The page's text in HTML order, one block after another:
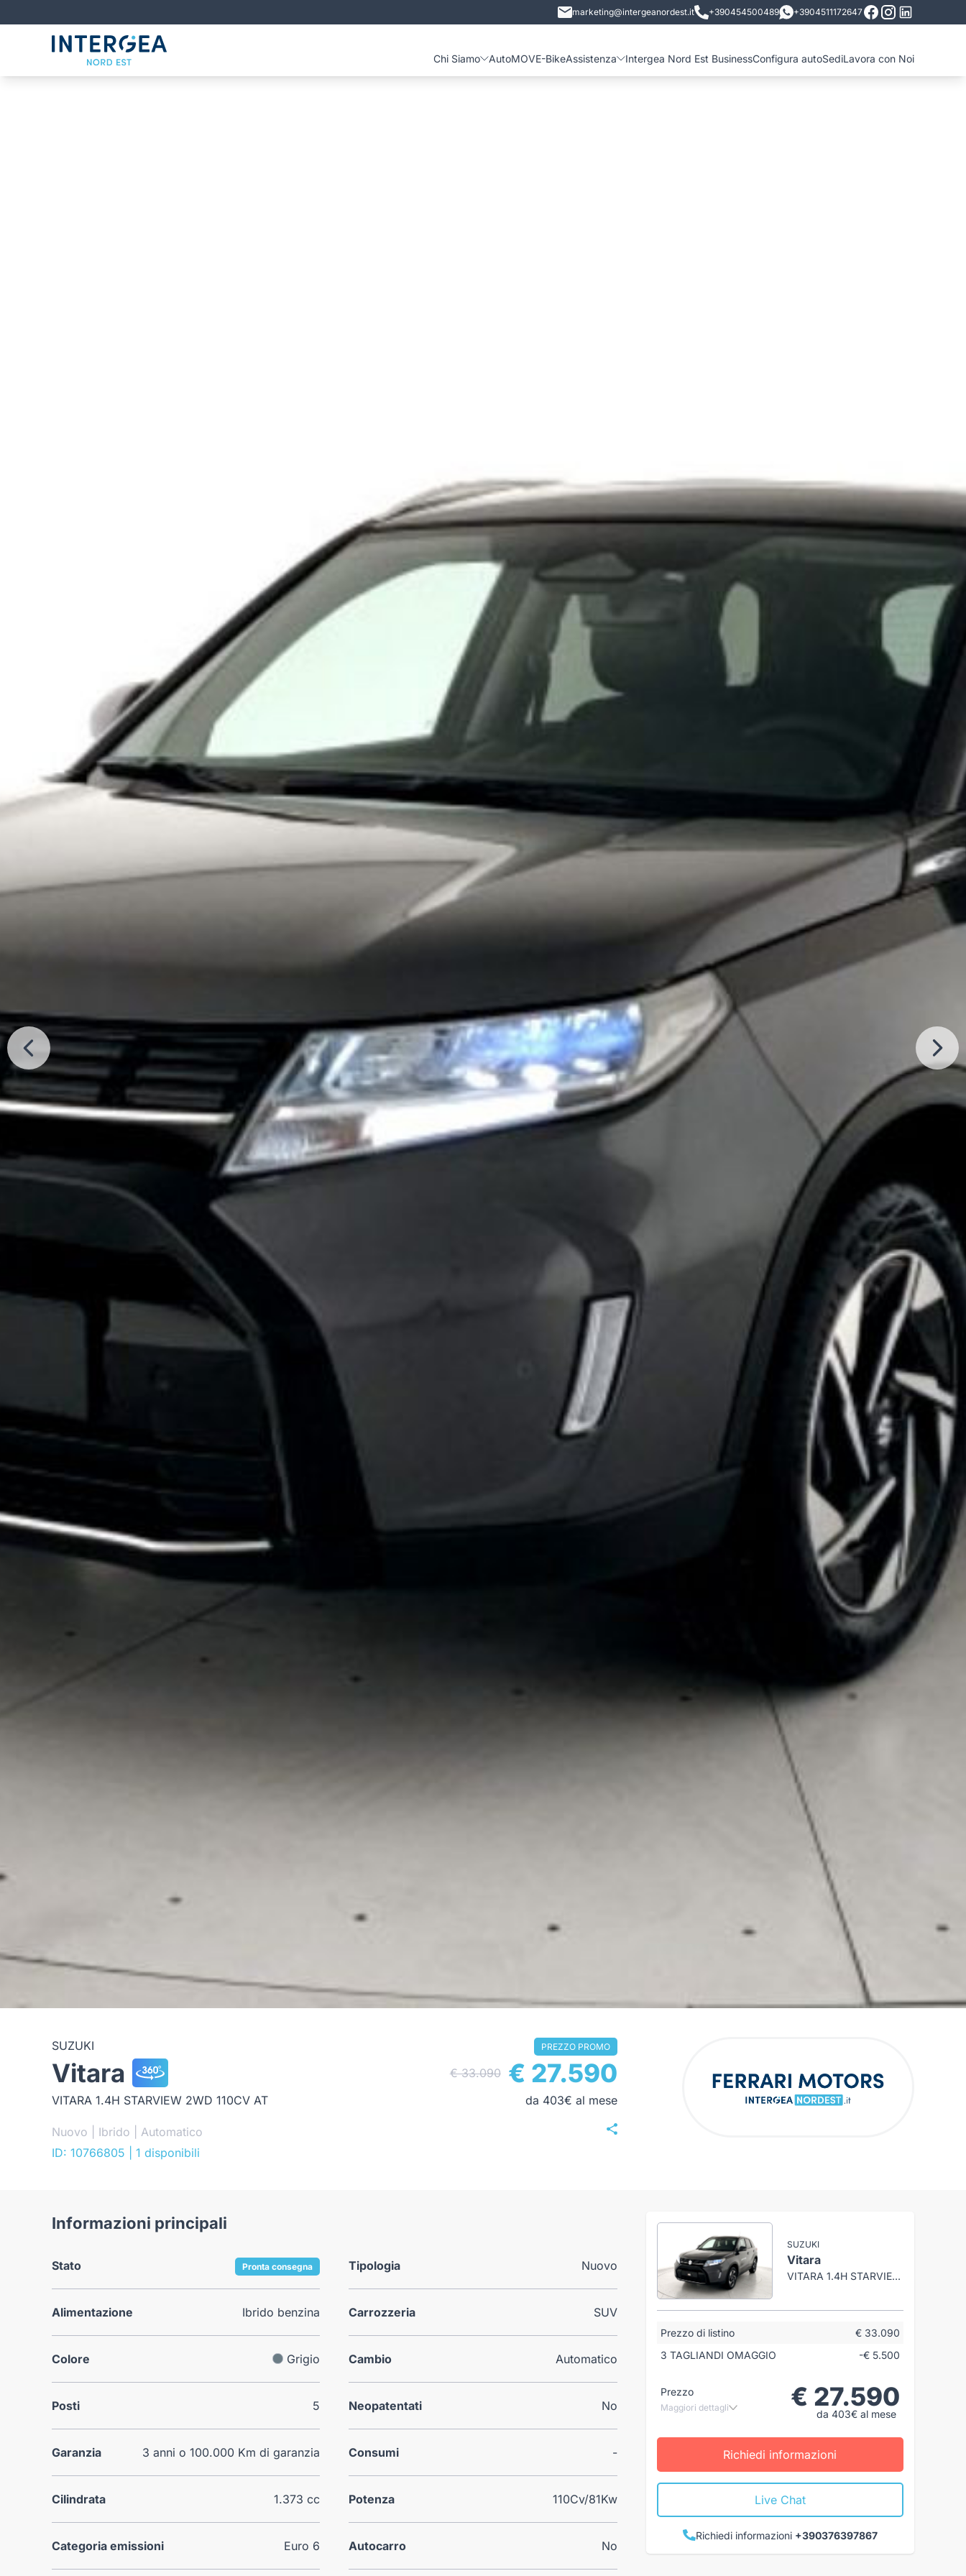
marketing@intergeanordest.it +390454500489 +3904511172647
Chi Siamo AutoMOVE-BikeAssistenza Intergea Nord Est BusinessConfigura autoSediLavora con Noi
SUZUKI
Vitara
VITARA 1.4H STARVIEW 2WD 110CV AT
Nuovo | Ibrido | Automatico
ID: 10766805
| 1 disponibili
PREZZO PROMO
€ 33.090 € 27.590
da 403€ al mese
Informazioni principali
Stato Pronta consegna Tipologia Nuovo
Alimentazione Ibrido benzina Carrozzeria SUV
Colore Grigio Cambio Automatico
Posti 5 Neopatentati No
Garanzia 3 anni o 100.000 Km di garanzia Consumi -
Cilindrata 1.373 cc Potenza 110Cv/81Kw
Categoria emissioni Euro 6 Autocarro No
SUZUKI
Vitara
VITARA 1.4H STARVIEW 2WD 110CV AT
Prezzo di listino
€ 33.090
3 TAGLIANDI OMAGGIO
-€ 5.500
Prezzo
Maggiori dettagli € 27.590
da 403€ al mese
Richiedi informazioni
Live Chat
Richiedi informazioni +390376397867